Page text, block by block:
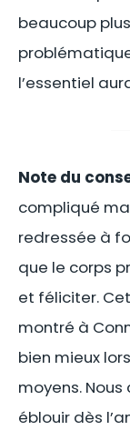
beaucoup
l’essentiel
Note du
compliqué
redressée à
que le corps
et féliciter.
montré à
bien mieux
moyens.
éblouir dès